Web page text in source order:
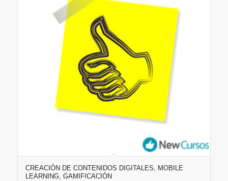
CREACIÓN DE CONTENIDOS DIGITALES, MOBILE
LEARNING, GAMIFICACIÓN